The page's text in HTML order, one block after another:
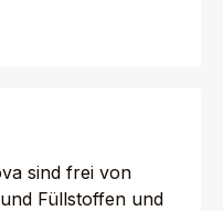
sind frei von
Füllstoffen und